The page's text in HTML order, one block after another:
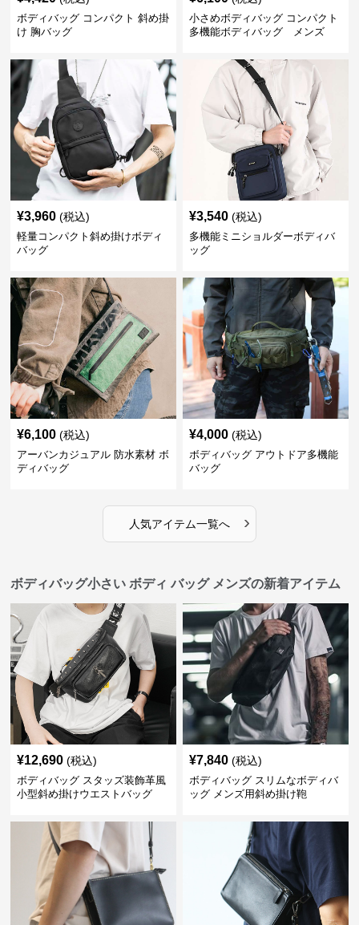
ボディバッグ コンパクト 斜め掛
け 胸バッグ
小さめボディバッグ コンパクト
多機能ボディバッグ メンズ
¥3,960 (税込)
軽量コンパクト斜め掛けボディ
バッグ
¥3,540 (税込)
多機能ミニショルダーボディバ
ッグ
¥6,100 (税込)
アーバンカジュアル 防水素材 ボ
ディバッグ
¥4,000 (税込)
ボディバッグ アウトドア多機能
バッグ
人気アイテム一覧へ ›
ボディバッグ小さい ボディ バッグ メンズの新着アイテム
¥12,690 (税込)
ボディバッグ スタッズ装飾革風
小型斜め掛けウエストバッグ
¥7,840 (税込)
ボディバッグ スリムなボディバ
ッグ メンズ用斜め掛け鞄